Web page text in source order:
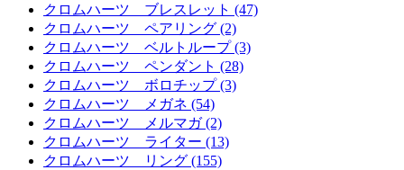
クロムハーツ ブレスレット (47)
クロムハーツ ペアリング (2)
クロムハーツ ベルトループ (3)
クロムハーツ ペンダント (28)
クロムハーツ ボロチップ (3)
クロムハーツ メガネ (54)
クロムハーツ メルマガ (2)
クロムハーツ ライター (13)
クロムハーツ リング (155)